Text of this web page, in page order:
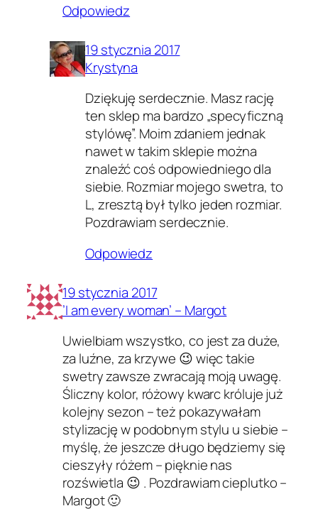
Odpowiedz
19 stycznia 2017
Krystyna
Dziękuję serdecznie. Masz rację
ten sklep ma bardzo „specyficzną
stylówę”. Moim zdaniem jednak
nawet w takim sklepie można
znaleźć coś odpowiedniego dla
siebie. Rozmiar mojego swetra, to
L, zresztą był tylko jeden rozmiar.
Pozdrawiam serdecznie.
Odpowiedz
19 stycznia 2017
’I am every woman’ – Margot
Uwielbiam wszystko, co jest za duże,
za luźne, za krzywe 😉 więc takie
swetry zawsze zwracają moją uwagę.
Śliczny kolor, różowy kwarc króluje już
kolejny sezon – też pokazywałam
stylizację w podobnym stylu u siebie –
myślę, że jeszcze długo będziemy się
cieszyły różem – pięknie nas
rozświetla 😉 . Pozdrawiam cieplutko –
Margot 🙂